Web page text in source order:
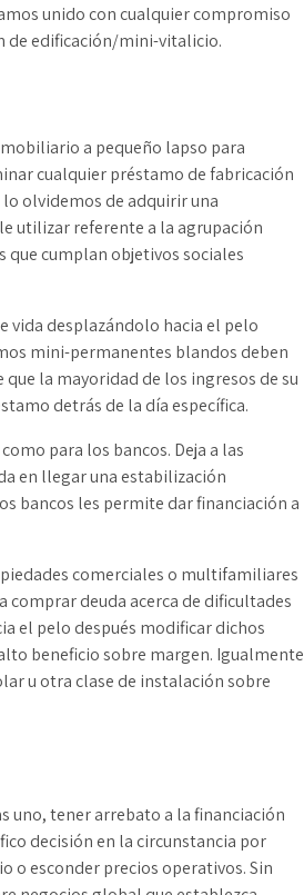
unido con cualquier compromiso
de edificación/mini-vitalicio.
a pequeño lapso para
cualquier préstamo de fabricación
olvidemos de adquirir una
utilizar referente a la agrupación
cumplan objetivos sociales
vida desplazándolo hacia el pelo
mini-permanentes blandos deben
la mayoridad de los ingresos de su
detrás de la día específica.
para los bancos. Deja a las
en llegar una estabilización
bancos les permite dar financiación a
comerciales o multifamiliares
deuda acerca de dificultades
el pelo después modificar dichos
beneficio sobre margen. Igualmente
u otra clase de instalación sobre
uno, tener arrebato a la financiación
decisión en la circunstancia por
o esconder precios operativos. Sin